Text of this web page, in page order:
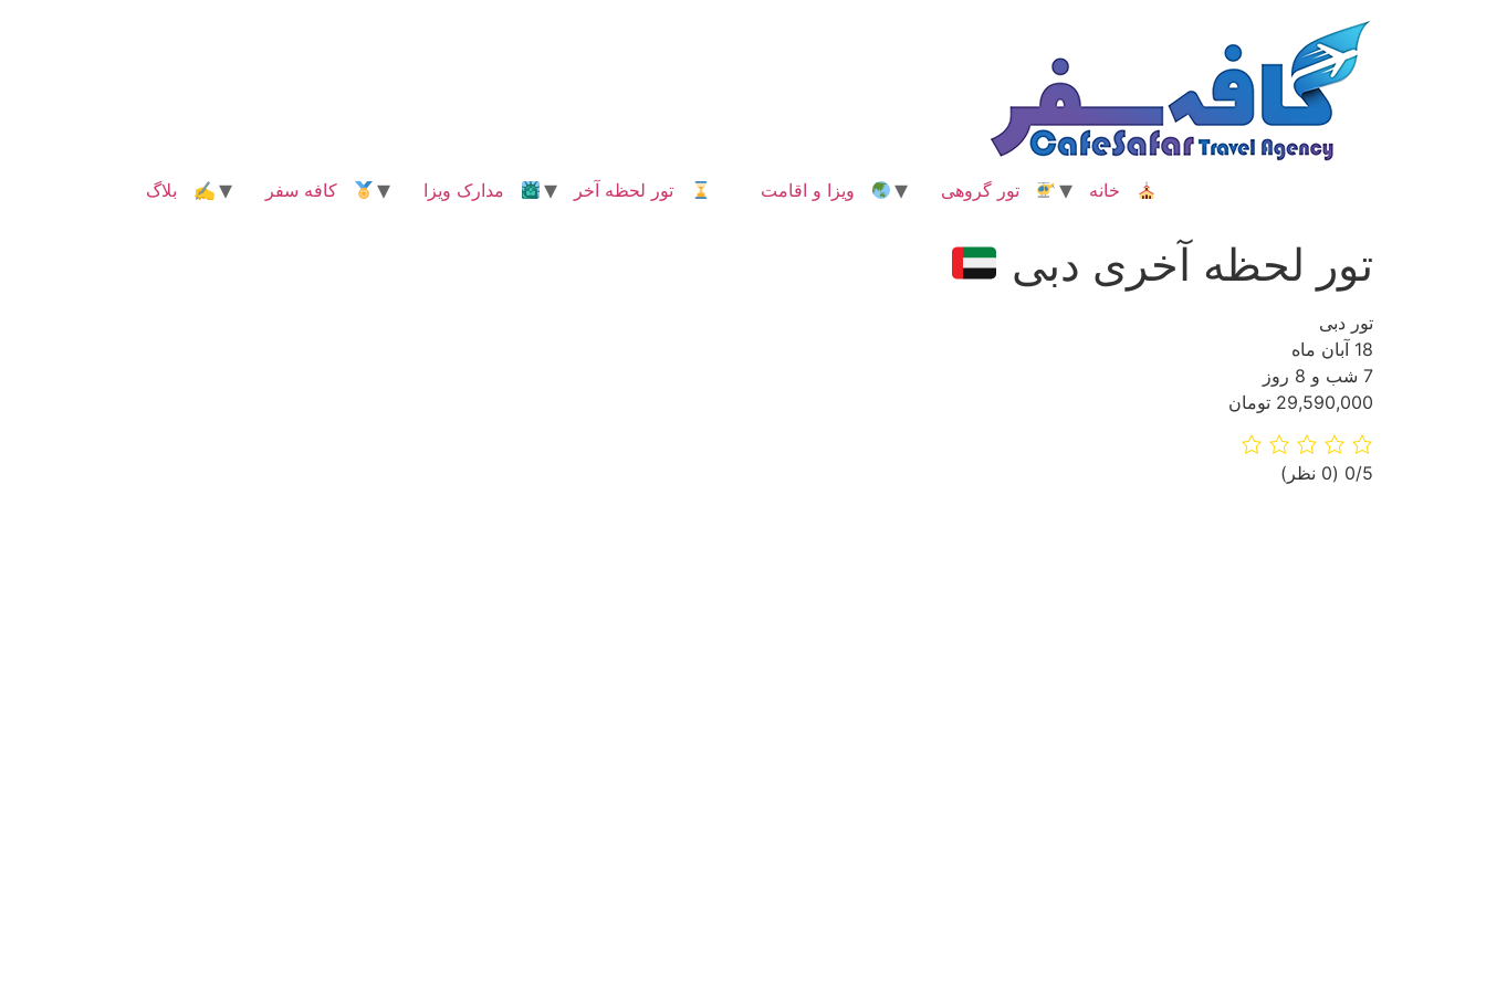
خانه تور گروهی ویزا و اقامت تور لحظه آخر مدارک ویزا کافه سفر ✍ بلاگ
تور لحظه آخری دبی
تور دبی
18 آبان ماه
7 شب و 8 روز
29,590,000 تومان
‫0/5 ‫(0 نظر)